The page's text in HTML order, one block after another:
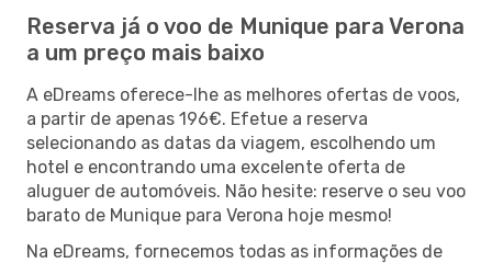
Reserva já o voo de Munique para Verona
a um preço mais baixo
A eDreams oferece-lhe as melhores ofertas de voos,
a partir de apenas 196€. Efetue a reserva
selecionando as datas da viagem, escolhendo um
hotel e encontrando uma excelente oferta de
aluguer de automóveis. Não hesite: reserve o seu voo
barato de Munique para Verona hoje mesmo!
Na eDreams, fornecemos todas as informações de